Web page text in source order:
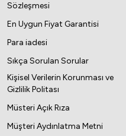
Sözleşmesi
En Uygun Fiyat Garantisi
Para iadesi
Sıkça Sorulan Sorular
Kişisel Verilerin Korunması ve
Gizlilik Politası
Müsteri Açık Rıza
Müşteri Aydınlatma Metni